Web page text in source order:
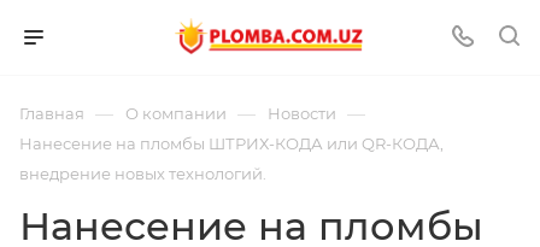
Главная — О компании — Новости —
Нанесение на пломбы ШТРИХ-КОДА или QR-КОДА,
внедрение новых технологий.
Нанесение на пломбы